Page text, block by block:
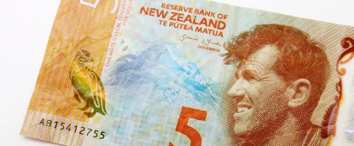
385
53
357
420
45
253